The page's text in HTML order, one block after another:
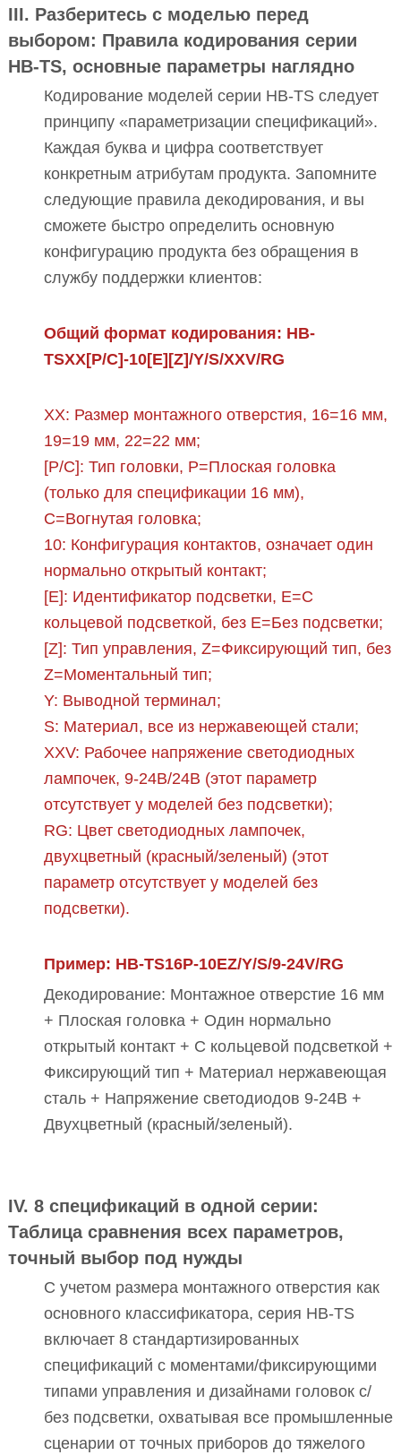
III. Разберитесь с моделью перед
выбором: Правила кодирования серии
HB-TS, основные параметры наглядно
Кодирование моделей серии HB-TS следует
принципу «параметризации спецификаций».
Каждая буква и цифра соответствует
конкретным атрибутам продукта. Запомните
следующие правила декодирования, и вы
сможете быстро определить основную
конфигурацию продукта без обращения в
службу поддержки клиентов:
Общий формат кодирования: HB-
TSXX[P/C]-10[E][Z]/Y/S/XXV/RG
XX: Размер монтажного отверстия, 16=16 мм,
19=19 мм, 22=22 мм;
[P/C]: Тип головки, P=Плоская головка
(только для спецификации 16 мм),
C=Вогнутая головка;
10: Конфигурация контактов, означает один
нормально открытый контакт;
[E]: Идентификатор подсветки, E=С
кольцевой подсветкой, без E=Без подсветки;
[Z]: Тип управления, Z=Фиксирующий тип, без
Z=Моментальный тип;
Y: Выводной терминал;
S: Материал, все из нержавеющей стали;
XXV: Рабочее напряжение светодиодных
лампочек, 9-24В/24В (этот параметр
отсутствует у моделей без подсветки);
RG: Цвет светодиодных лампочек,
двухцветный (красный/зеленый) (этот
параметр отсутствует у моделей без
подсветки).
Пример: HB-TS16P-10EZ/Y/S/9-24V/RG
Декодирование: Монтажное отверстие 16 мм
+ Плоская головка + Один нормально
открытый контакт + С кольцевой подсветкой +
Фиксирующий тип + Материал нержавеющая
сталь + Напряжение светодиодов 9-24В +
Двухцветный (красный/зеленый).
IV. 8 спецификаций в одной серии:
Таблица сравнения всех параметров,
точный выбор под нужды
С учетом размера монтажного отверстия как
основного классификатора, серия HB-TS
включает 8 стандартизированных
спецификаций с моментами/фиксирующими
типами управления и дизайнами головок с/
без подсветки, охватывая все промышленные
сценарии от точных приборов до тяжелого